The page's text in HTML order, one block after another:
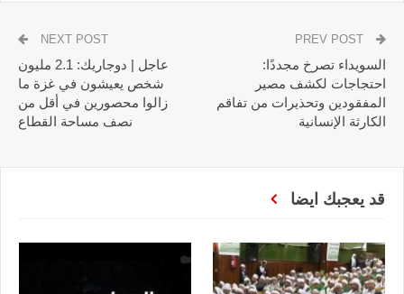
السويداء تصرخ مجددًا:
احتجاجات لكشف مصير
المفقودين وتحذيرات من تفاقم
الكارثة الإنسانية
NEXT POST
عاجل | دوجاريك: 2.1 مليون
شخص يعيشون في غزة ما
زالوا محصورين في أقل من
نصف مساحة القطاع
قد يعجبك ايضا